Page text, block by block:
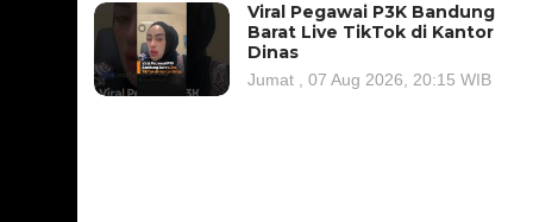
Viral Pegawai P3K Bandung
Barat Live TikTok di Kantor
Dinas
Jumat , 07 Aug 2026, 20:15 WIB